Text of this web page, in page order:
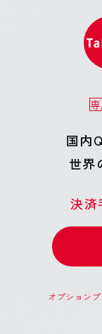
国内
世界
決済
オプション